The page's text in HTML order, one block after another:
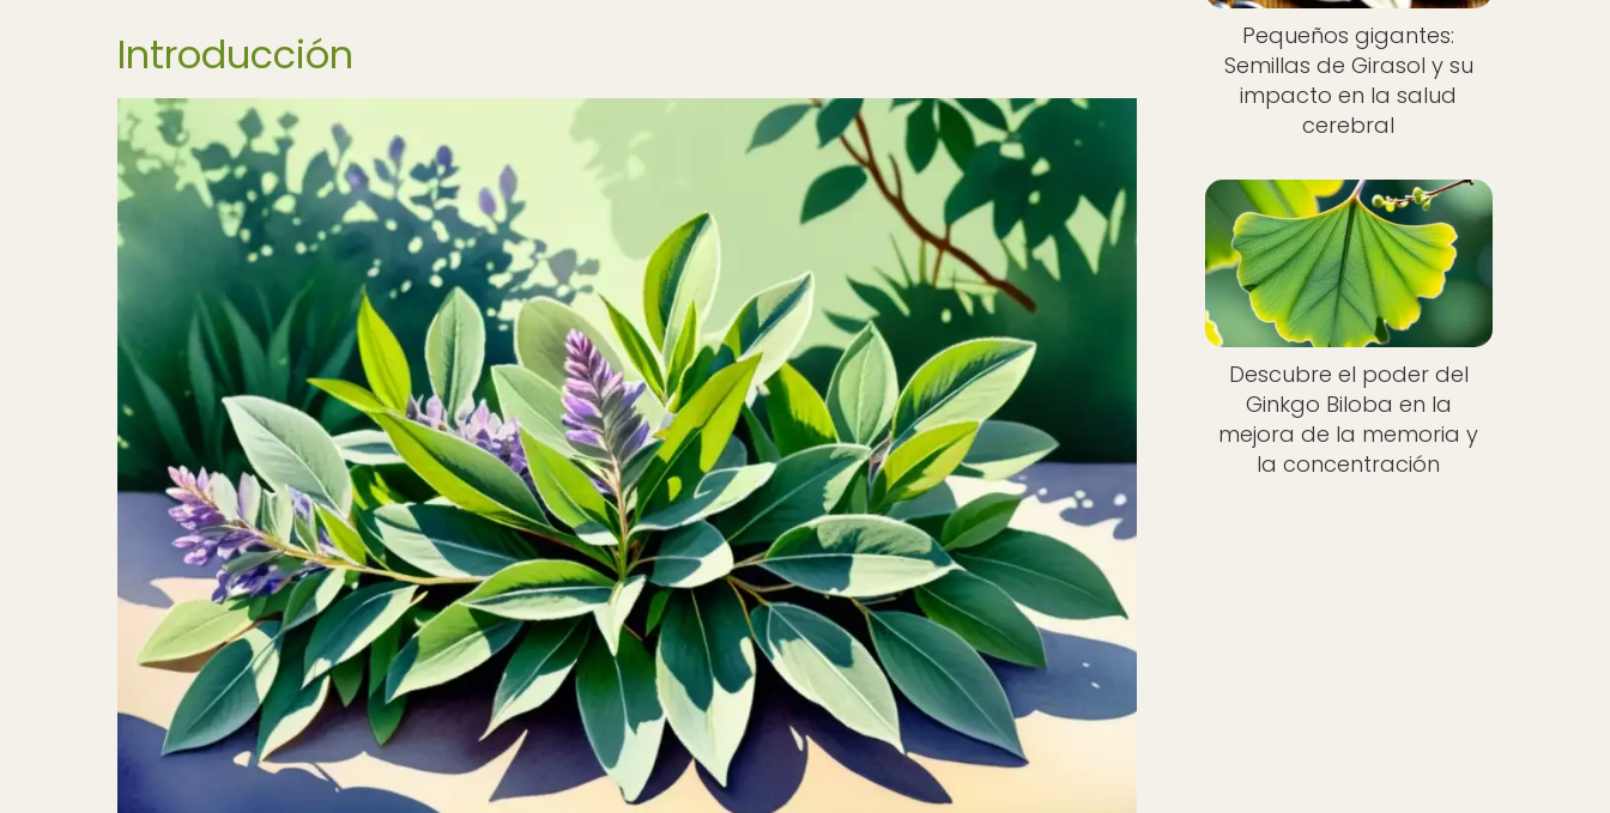
Introducción
Pequeños gigantes:
Semillas de Girasol y su
impacto en la salud
cerebral
Descubre el poder del
Ginkgo Biloba en la
mejora de la memoria y
la concentración